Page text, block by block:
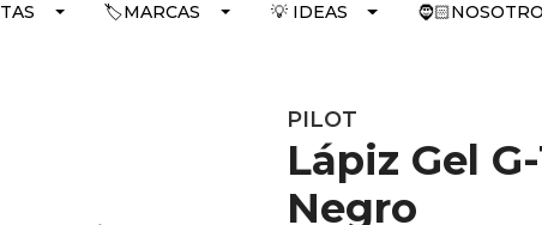
🏷️MARCAS 💡 IDEAS
PILOT
Lápiz Gel
Negro